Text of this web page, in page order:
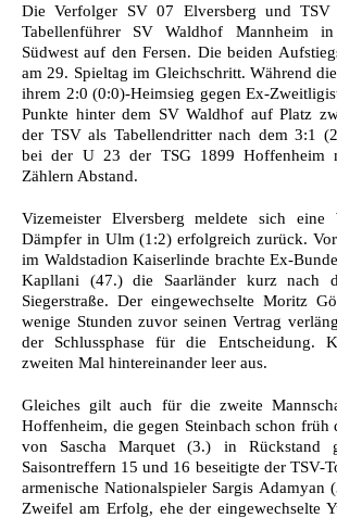
Die Verfolger SV 07 Elversberg und TSV
Tabellenführer SV Waldhof Mannheim
Südwest auf den Fersen. Die beiden
am 29. Spieltag im Gleichschritt. Während
ihrem 2:0 (0:0)-Heimsieg gegen Ex-
Punkte hinter dem SV Waldhof auf Platz
der TSV als Tabellendritter nach dem 3:1
bei der U 23 der TSG 1899 Hoffenheim
Zählern Abstand.
Vizemeister Elversberg meldete sich eine
Dämpfer in Ulm (1:2) erfolgreich zurück.
im Waldstadion Kaiserlinde brachte Ex-
Kapllani (47.) die Saarländer kurz nach
Siegerstraße. Der eingewechselte Moritz
wenige Stunden zuvor seinen Vertrag
der Schlussphase für die Entscheidung.
zweiten Mal hintereinander leer aus.
Gleiches gilt auch für die zweite
Hoffenheim, die gegen Steinbach schon früh
von Sascha Marquet (3.) in Rückstand
Saisontreffern 15 und 16 beseitigte der TSV-
armenische Nationalspieler Sargis Adamyan
Zweifel am Erfolg, ehe der eingewechselte